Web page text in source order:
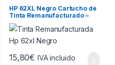
HP 62XL Negro Cartucho de
Tinta Remanufacturado –
Reemplaza
C2P04AE/C2P05AE
15,80€ IVA incluido